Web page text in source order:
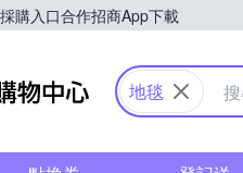
購入口合作招商App下載
Yahoo購物中心
地毯